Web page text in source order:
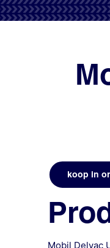
koop in
Mobil Delvac